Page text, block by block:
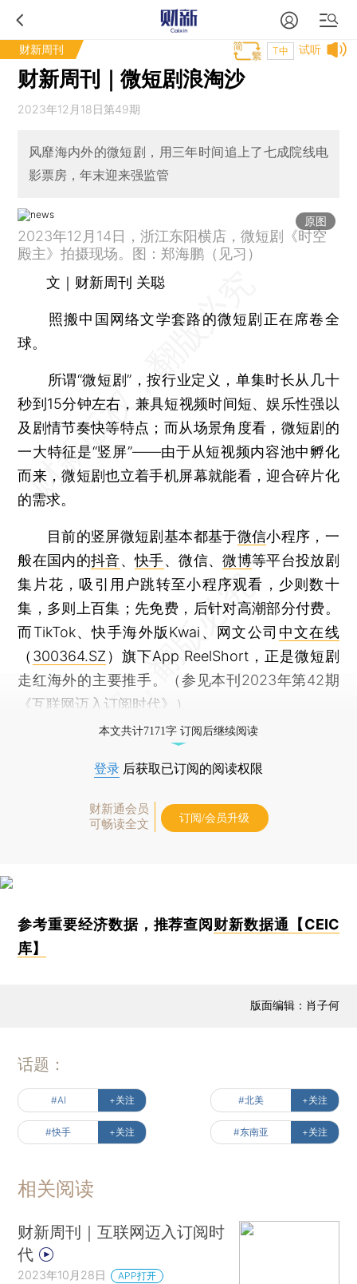
财新周刊 试听
T中
财新周刊｜微短剧浪淘沙
2023年12月18日第49期
风靡海内外的微短剧，用三年时间追上了七成院线电
影票房，年末迎来强监管
原图
2023年12月14日，浙江东阳横店，微短剧《时空
殿主》拍摄现场。图：郑海鹏（见习）
文｜财新周刊 关聪
照搬中国网络文学套路的微短剧正在席卷全
球。
所谓“微短剧”，按行业定义，单集时长从几十
秒到15分钟左右，兼具短视频时间短、娱乐性强以
及剧情节奏快等特点；而从场景角度看，微短剧的
一大特征是“竖屏”——由于从短视频内容池中孵化
而来，微短剧也立着手机屏幕就能看，迎合碎片化
的需求。
目前的竖屏微短剧基本都基于微信小程序，一
般在国内的抖音、快手、微信、微博等平台投放剧
集片花，吸引用户跳转至小程序观看，少则数十
集，多则上百集；先免费，后针对高潮部分付费。
而TikTok、快手海外版Kwai、网文公司 中文在线
（ 300364.SZ ）旗下App ReelShort，正是微短剧
走红海外的主要推手。（参见本刊2023年第42期
《互联网迈入订阅时代》）
本文共计7171字 订阅后继续阅读
登录 后获取已订阅的阅读权限
财新通会员
可畅读全文
订阅/会员升级
参考重要经济数据，推荐查阅 财新数据通【CEIC
库】
版面编辑：肖子何
话题：
#AI +关注 #北美 +关注
#快手 +关注 #东南亚 +关注
相关阅读
财新周刊｜互联网迈入订阅时
代
2023年10月28日 APP打开